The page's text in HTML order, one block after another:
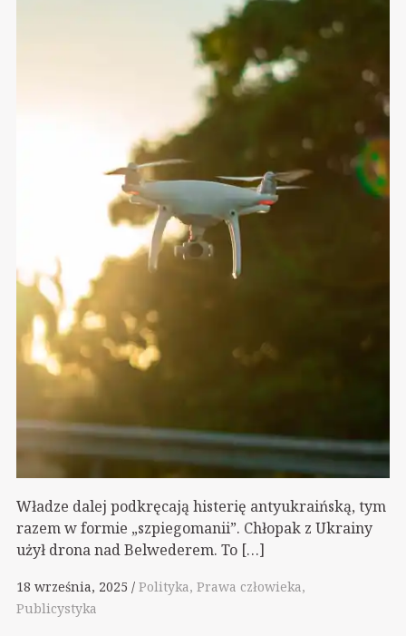
Władze dalej podkręcają histerię antyukraińską, tym
razem w formie „szpiegomanii”. Chłopak z Ukrainy
użył drona nad Belwederem. To […]
18 września, 2025 Polityka Prawa człowieka
Publicystyka